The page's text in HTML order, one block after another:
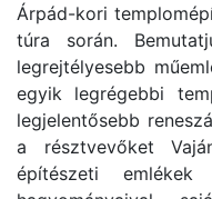
Árpád-kori
túra során.
legrejtélyesebb
egyik legrégebbi
legjelentősebb
a résztvevőket
építészeti